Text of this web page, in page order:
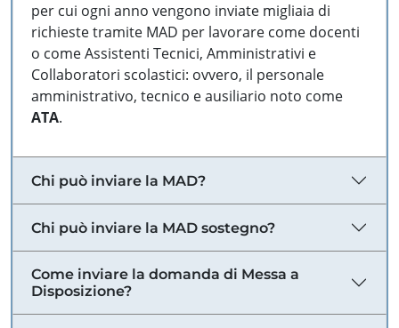
per cui ogni anno vengono inviate migliaia di
richieste tramite MAD per lavorare come docenti
o come Assistenti Tecnici, Amministrativi e
Collaboratori scolastici: ovvero, il personale
amministrativo, tecnico e ausiliario noto come
ATA.
Chi può inviare la MAD?
Chi può inviare la MAD sostegno?
Come inviare la domanda di Messa a
Disposizione?